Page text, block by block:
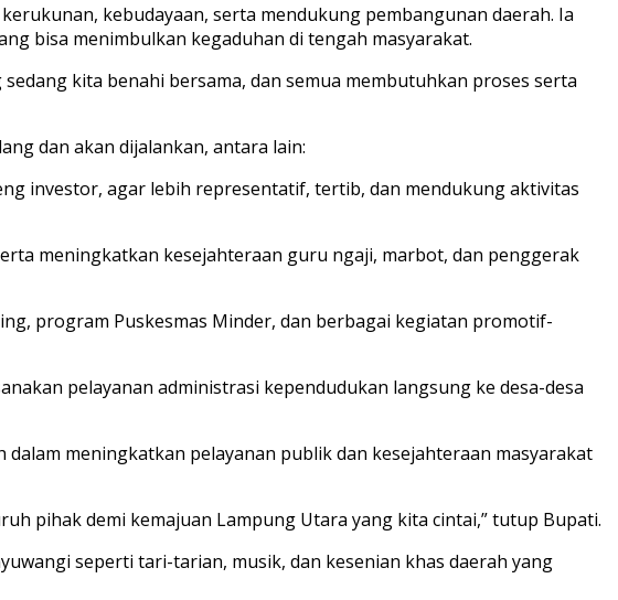
kebudayaan, serta mendukung pembangunan daerah. Ia
bisa menimbulkan kegaduhan di tengah masyarakat.
kita benahi bersama, dan semua membutuhkan proses serta
dan akan dijalankan, antara lain:
investor, agar lebih representatif, tertib, dan mendukung aktivitas
meningkatkan kesejahteraan guru ngaji, marbot, dan penggerak
program Puskesmas Minder, dan berbagai kegiatan promotif-
pelayanan administrasi kependudukan langsung ke desa-desa
meningkatkan pelayanan publik dan kesejahteraan masyarakat
pihak demi kemajuan Lampung Utara yang kita cintai,” tutup Bupati.
seperti tari-tarian, musik, dan kesenian khas daerah yang